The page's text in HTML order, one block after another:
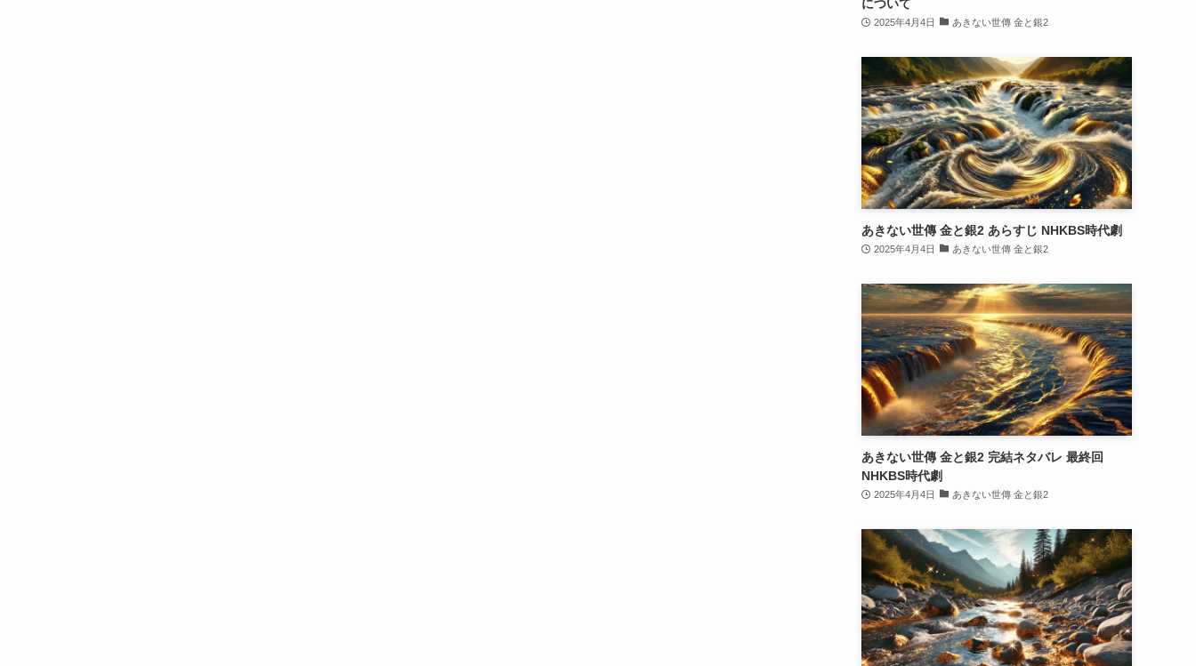
について
2025年4月4日 あきない世傳 金と銀2
あきない世傳 金と銀2 あらすじ NHKBS時代劇
2025年4月4日 あきない世傳 金と銀2
あきない世傳 金と銀2 完結ネタバレ 最終回
NHKBS時代劇
2025年4月4日 あきない世傳 金と銀2